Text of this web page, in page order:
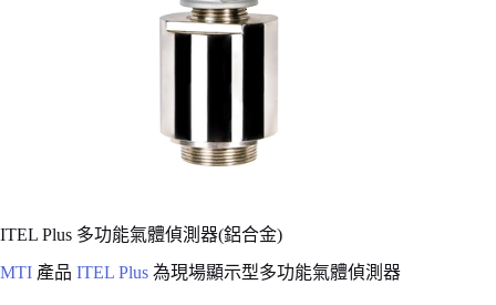
ITEL Plus 多功能氣體偵測器(鋁合金)
MTI 產品 ITEL Plus 為現場顯示型多功能氣體偵測器